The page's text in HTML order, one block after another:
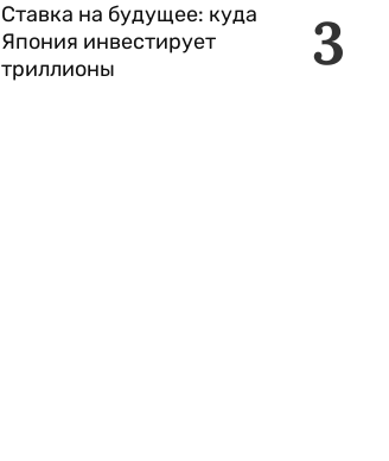
3
Ставка на будущее: куда
Япония инвестирует
триллионы